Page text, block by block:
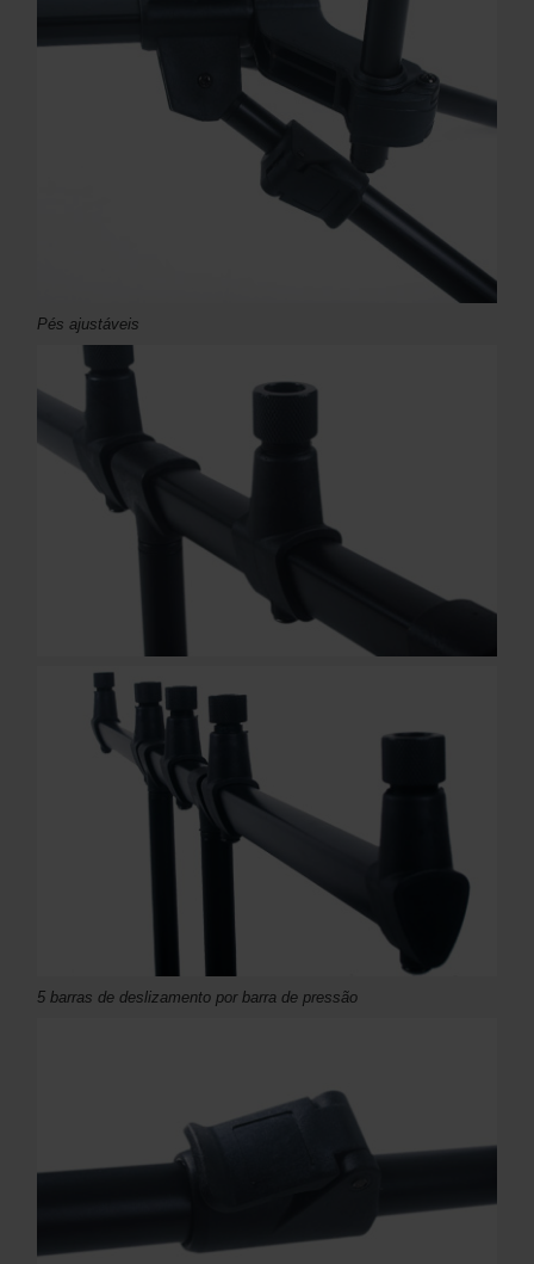
Pés ajustáveis
5 barras de deslizamento por barra de pressão